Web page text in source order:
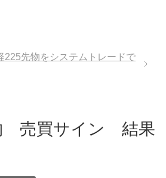
先物をシステムトレードで
売買サイン 結果